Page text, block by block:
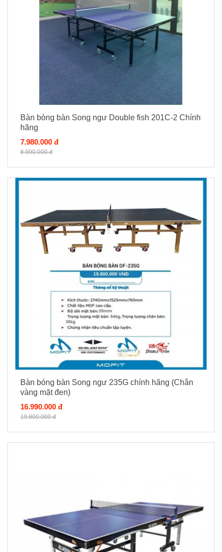
Bàn bóng bàn Song ngư Double fish 201C-2 Chính
hãng
7.980.000 đ
8.990.000 đ
Bàn bóng bàn Song ngư 235G chính hãng (Chân
vàng mặt đen)
16.990.000 đ
19.800.000 đ